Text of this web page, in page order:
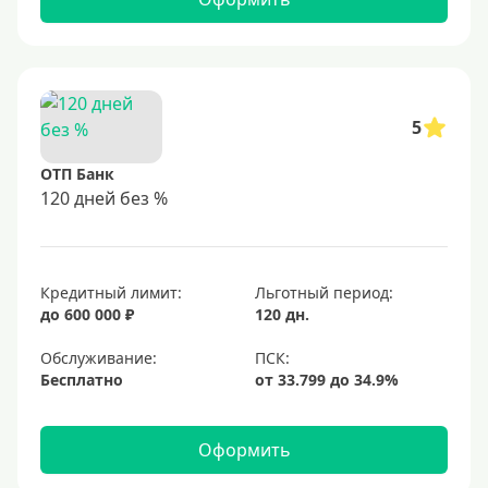
5
ОТП Банк
120 дней без %
Кредитный лимит:
до 600 000 ₽
Льготный период:
120 дн.
Обслуживание:
Бесплатно
Оформить